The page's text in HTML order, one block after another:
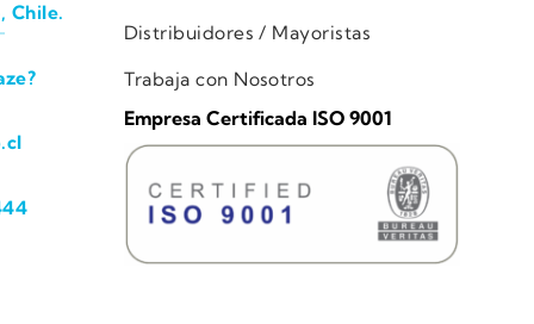
Chile.
Distribuidores / Mayoristas
Trabaja con Nosotros
Empresa Certificada ISO 9001